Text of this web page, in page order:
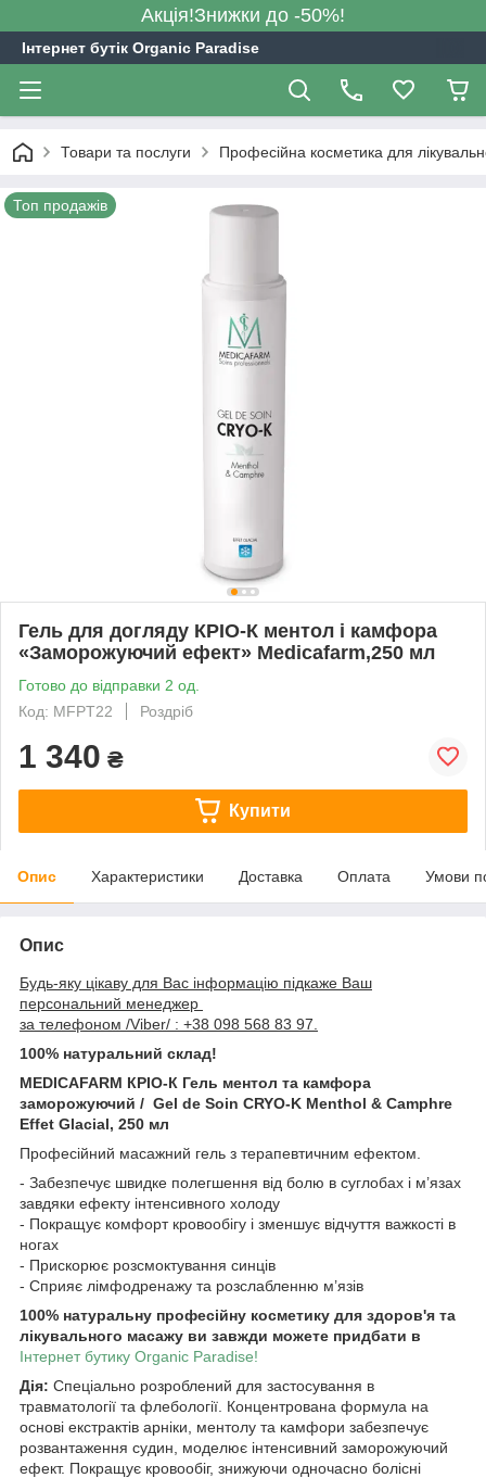
Акція!Знижки до -50%!
Інтернет бутік Organic Paradise
Товари та послуги Професійна косметика для
Топ продажів
Гель для догляду КРІО-К ментол і камфора
«Заморожуючий ефект» Medicafarm,250 мл
Готово до відправки 2 од.
Код: MFPT22
Роздріб
1 340 ₴
Купити
Опис Характеристики Доставка Оплата Умови
Опис
Будь-яку цікаву для Вас інформацію підкаже Ваш
персональний менеджер
за телефоном /Viber/ : +38 098 568 83 97.
100% натуральний склад!
MEDICAFARM КРІО-К Гель ментол та камфора
заморожуючий / Gel de Soin CRYO-K Menthol & Camphre
Effet Glacial, 250 мл
Професійний масажний гель з терапевтичним ефектом.
- Забезпечує швидке полегшення від болю в суглобах і м’язах
завдяки ефекту інтенсивного холоду
- Покращує комфорт кровообігу і зменшує відчуття важкості в
ногах
- Прискорює розсмоктування синців
- Сприяє лімфодренажу та розслабленню м’язів
100% натуральну професійну косметику для здоров'я та
лікувального масажу ви завжди можете придбати в
Інтернет бутику Organic Paradise!
Дія: Спеціально розроблений для застосування в
травматології та флебології. Концентрована формула на
основі екстрактів арніки, ментолу та камфори забезпечує
розвантаження судин, моделює інтенсивний заморожуючий
ефект. Покращує кровообіг, знижуючи одночасно болісні